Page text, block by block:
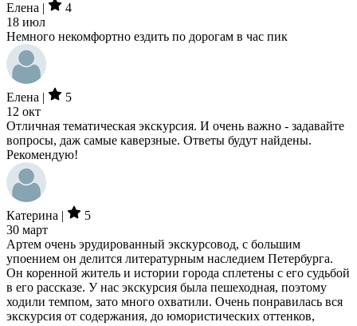
Елена |
4
18 июл
Немного некомфортно ездить по дорогам в час пик
Елена |
5
12 окт
Отличная тематическая экскурсия. И очень важно - задавайте
вопросы, даж самые каверзные. Ответы будут найдены.
Рекомендую!
Катерина |
5
30 март
Артем очень эрудированный экскурсовод, с большим
упоением он делится литературным наследием Петербурга.
Он коренной житель и истории города сплетены с его судьбой
в его рассказе. У нас экскурсия была пешеходная, поэтому
ходили темпом, зато много охватили. Очень понравилась вся
экскурсия от содержания, до юмористических оттенков,